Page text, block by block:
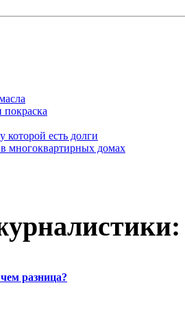
есть долги
многоквартирных домах
разница?